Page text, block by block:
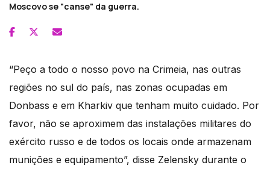
Moscovo se "canse" da guerra.
“Peço a todo o nosso povo na Crimeia, nas outras
regiões no sul do país, nas zonas ocupadas em
Donbass e em Kharkiv que tenham muito cuidado. Por
favor, não se aproximem das instalações militares do
exército russo e de todos os locais onde armazenam
munições e equipamento”, disse Zelensky durante o